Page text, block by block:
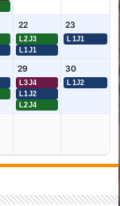
22
L2J3
L1J1
23
L1J1
29
L3J4
L1J2
L2J4
30
L1J2